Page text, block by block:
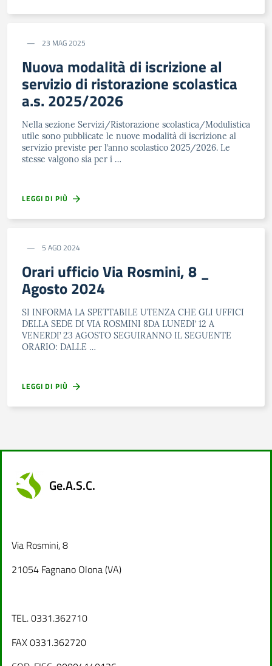
23 MAG 2025
Nuova modalità di iscrizione al
servizio di ristorazione scolastica
a.s. 2025/2026
Nella sezione Servizi/Ristorazione scolastica/Modulistica
utile sono pubblicate le nuove modalità di iscrizione al
servizio previste per l’anno scolastico 2025/2026. Le
stesse valgono sia per i …
LEGGI DI PIÙ
5 AGO 2024
Orari ufficio Via Rosmini, 8 _
Agosto 2024
SI INFORMA LA SPETTABILE UTENZA CHE GLI UFFICI
DELLA SEDE DI VIA ROSMINI 8DA LUNEDI’ 12 A
VENERDI’ 23 AGOSTO SEGUIRANNO IL SEGUENTE
ORARIO: DALLE …
LEGGI DI PIÙ
Ge.A.S.C.
Via Rosmini, 8
21054 Fagnano Olona (VA)
TEL. 0331.362710
FAX 0331.362720